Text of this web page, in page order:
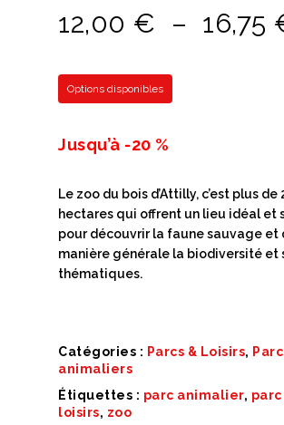
12,00 € – 16,75
Options disponibles
Jusqu’à -20 %
Le zoo du bois d’Attilly, c’est plus de
hectares qui offrent un lieu idéal et
pour découvrir la faune sauvage et
manière générale la biodiversité et
thématiques.
Catégories : Parcs & Loisirs,
animaliers
Étiquettes : parc animalier,
loisirs, zoo